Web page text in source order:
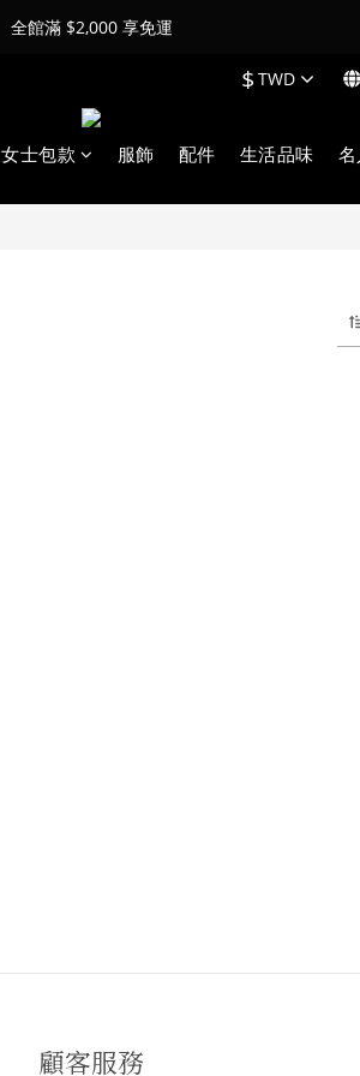
全館滿 $2,000 享免運
$ TWD
女士包款 服飾 配件 生活品味
顧客服務